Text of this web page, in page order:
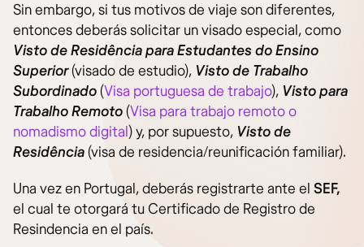
Sin embargo, si tus motivos de viaje son diferentes,
entonces deberás solicitar un visado especial, como
Visto de Residência para Estudantes do Ensino
Superior(visado de estudio), Visto de Trabalho
Subordinado(Visa portuguesa de trabajo), Visto para
Trabalho Remoto(Visa para trabajo remoto o
nomadismo digital) y, por supuesto, Visto de
Residência(visa de residencia/reunificación familiar).
Una vez en Portugal, deberás registrarte ante el SEF,
el cual te otorgará tu Certificado de Registro de
Resindencia en el país.